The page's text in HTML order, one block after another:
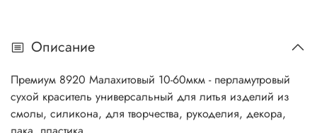
другое... Основной компонент многих перламутровых
слоем диоксида титана, оксида железа, или же двумя
оксидами, имеющими различные показатели
преломления. Перламутровые пигменты хорошо
Описание
Премиум 8920 Малахитовый 10-60мкм - перламутровый
сухой краситель универсальный для литья изделий из
смолы, силикона, для творчества, рукоделия, декора,